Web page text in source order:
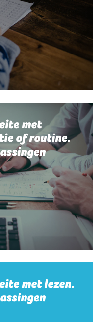
met
of routine.
met lezen.